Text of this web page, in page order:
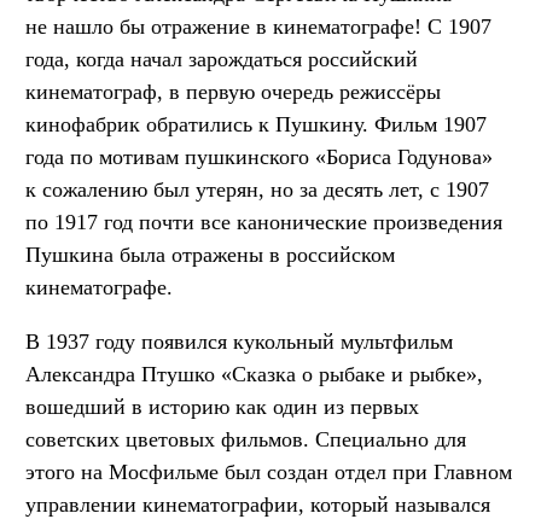
не нашло бы отражение в кинематографе! С 1907
года, когда начал зарождаться российский
кинематограф, в первую очередь режиссёры
кинофабрик обратились к Пушкину. Фильм 1907
года по мотивам пушкинского «Бориса Годунова»
к сожалению был утерян, но за десять лет, с 1907
по 1917 год почти все канонические произведения
Пушкина была отражены в российском
кинематографе.
В 1937 году появился кукольный мультфильм
Александра Птушко «Сказка о рыбаке и рыбке»,
вошедший в историю как один из первых
советских цветовых фильмов. Специально для
этого на Мосфильме был создан отдел при Главном
управлении кинематографии, который назывался